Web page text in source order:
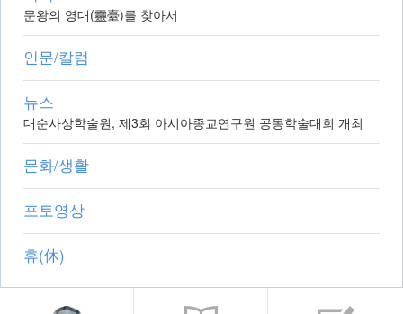
문왕의 영대(靈臺)를 찾아서
인문/칼럼
뉴스
대순사상학술원, 제3회 아시아종교연구원 공동학술대회 개최
문화/생활
포토영상
휴(休)